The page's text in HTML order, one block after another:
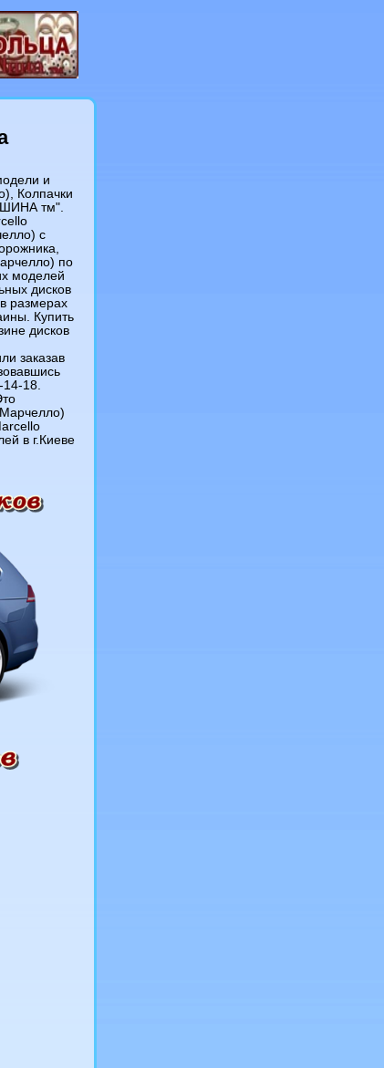
и
Колпачки
ШИНА тм".
c
по
моделей
дисков
размерах
Купить
дисков
заказав
18.
в г.Киеве